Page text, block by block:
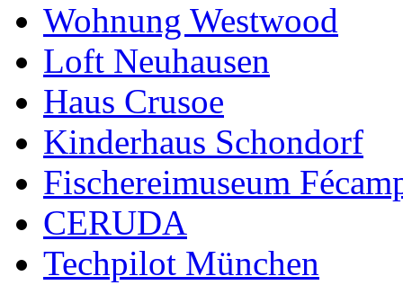
Wohnung Westwood
Loft Neuhausen
Haus Crusoe
Kinderhaus Schondorf
Fischereimuseum
CERUDA
Techpilot München